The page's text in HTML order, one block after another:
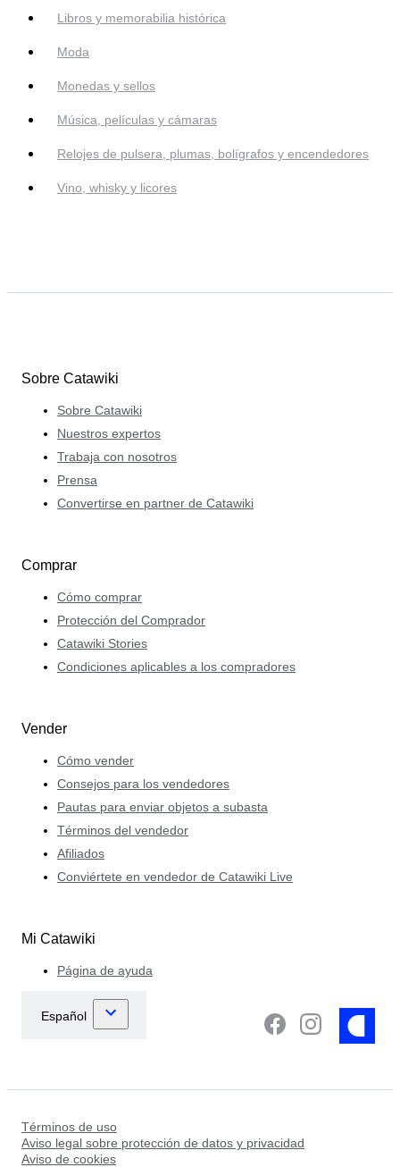
Libros y memorabilia histórica
Moda
Monedas y sellos
Música, películas y cámaras
Relojes de pulsera, plumas, bolígrafos y encendedores
Vino, whisky y licores
Sobre Catawiki
Sobre Catawiki
Nuestros expertos
Trabaja con nosotros
Prensa
Convertirse en partner de Catawiki
Comprar
Cómo comprar
Protección del Comprador
Catawiki Stories
Condiciones aplicables a los compradores
Vender
Cómo vender
Consejos para los vendedores
Pautas para enviar objetos a subasta
Términos del vendedor
Afiliados
Conviértete en vendedor de Catawiki Live
Mi Catawiki
Página de ayuda
Términos de uso
Aviso legal sobre protección de datos y privacidad
Aviso de cookies